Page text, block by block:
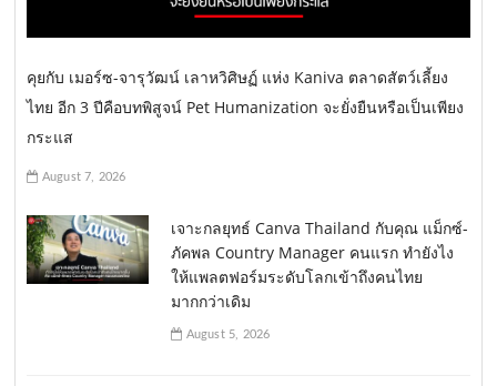
คุยกับ เมอร์ซ-จารุวัฒน์ เลาหวิศิษฏ์ แห่ง Kaniva ตลาดสัตว์เลี้ยง
ไทย อีก 3 ปีคือบทพิสูจน์ Pet Humanization จะยั่งยืนหรือเป็นเพียง
กระแส
August 7, 2026
เจาะกลยุทธ์ Canva Thailand กับคุณ แม็กซ์-
ภัคพล Country Manager คนแรก ทำยังไง
ให้แพลตฟอร์มระดับโลกเข้าถึงคนไทย
มากกว่าเดิม
August 5, 2026